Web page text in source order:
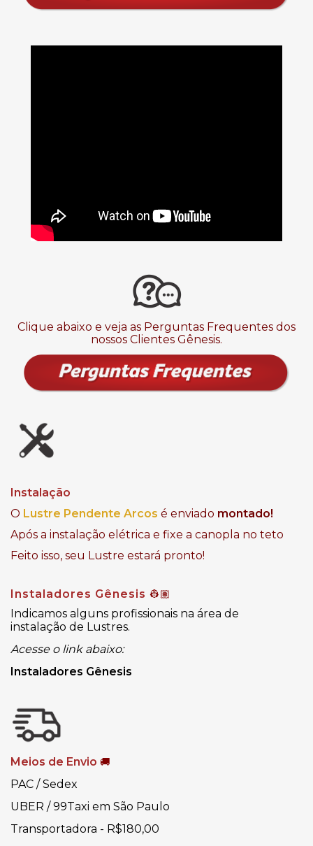
Clique abaixo e veja as Perguntas Frequentes dos
nossos Clientes Gênesis.
Instalação
O Lustre Pendente Arcos é enviado montado!
Após a instalação elétrica e fixe a canopla no teto
Feito isso, seu Lustre estará pronto!
Instaladores Gênesis 👷🏽
Indicamos alguns profissionais na área de
instalação de Lustres.
Acesse o link abaixo:
Instaladores Gênesis
Meios de Envio 🚚
PAC / Sedex
UBER / 99Taxi em São Paulo
Transportadora - R$180,00